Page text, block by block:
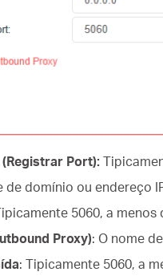
Port):
de domínio ou endereço
5060, a
Proxy): O nome
: Tipicamente 5060, a